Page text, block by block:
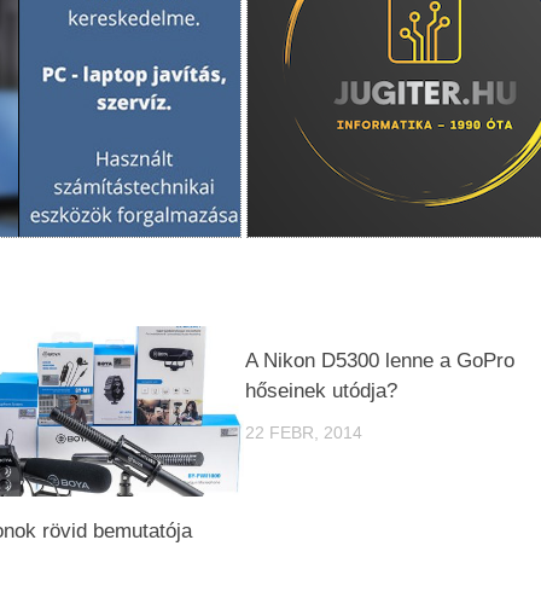
rövid bemutatója
A Nikon D5300 lenne a GoPro
hőseinek utódja?
22 FEBR, 2014